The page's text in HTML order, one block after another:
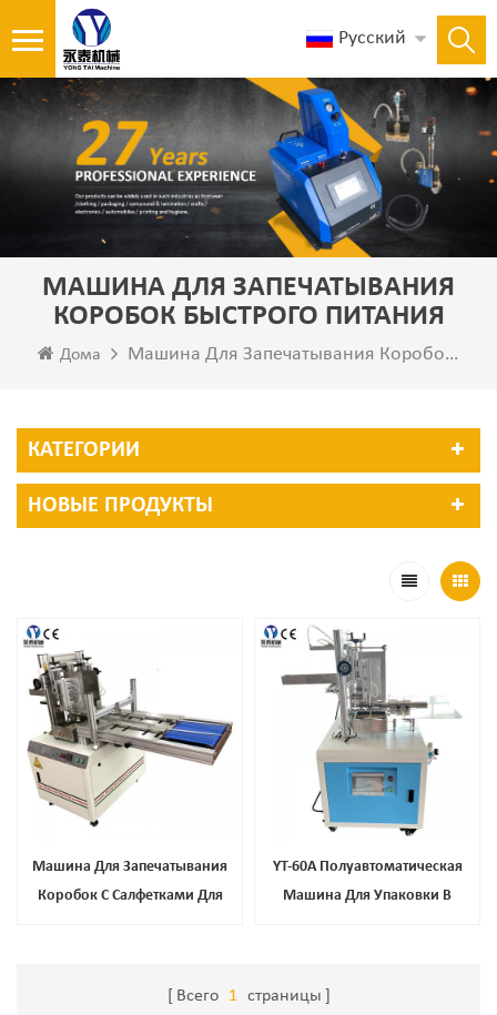
Русский
МАШИНА ДЛЯ ЗАПЕЧАТЫВАНИЯ
КОРОБОК БЫСТРОГО ПИТАНИЯ
Дома Машина Для Запечатывания Коробок Быстрого Питания
КАТЕГОРИИ
НОВЫЕ ПРОДУКТЫ
Машина Для Запечатывания
Коробок С Салфетками Для
YT-60A Полуавтоматическая
Машина Для Упаковки В
Всего 1 страницы